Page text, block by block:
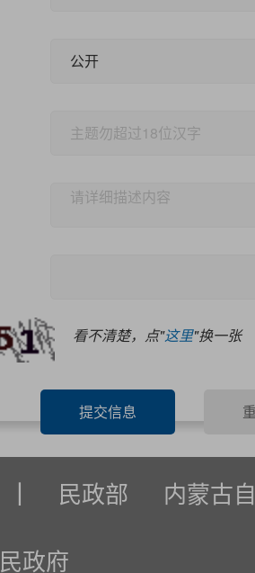
公开
看不清楚，点"这里"换一张
提交信息
丨 民政部 内蒙古
政府